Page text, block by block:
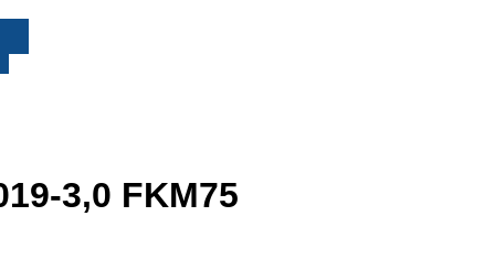
3,0 FKM75